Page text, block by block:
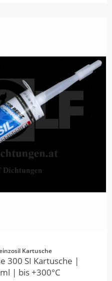
Kartusche
300 SI Kartusche |
| bis +300°C